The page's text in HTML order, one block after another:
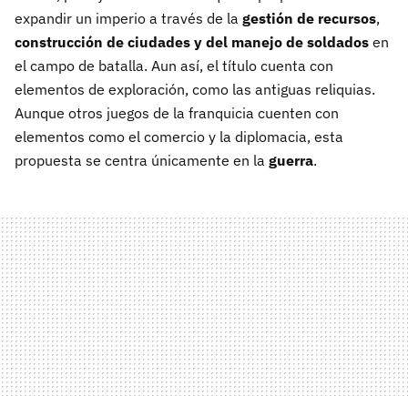
expandir un imperio a través de la gestión de recursos,
construcción de ciudades y del manejo de soldados en
el campo de batalla. Aun así, el título cuenta con
elementos de exploración, como las antiguas reliquias.
Aunque otros juegos de la franquicia cuenten con
elementos como el comercio y la diplomacia, esta
propuesta se centra únicamente en la guerra.